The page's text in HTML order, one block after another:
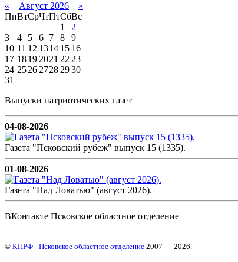
« Август 2026
»
ПнВтСрЧтПтСбВс
1
2
3
4 5 6 7 8
9
10 11 12 1314 15 16
17 18192021 2223
24 252627282930
31
Выпуски патриотических газет
04-08-2026
Газета "Псковский рубеж" выпуск 15 (1335).
01-08-2026
Газета "Над Ловатью" (август 2026).
ВКонтакте Псковское областное отделение
© КПРФ - Псковское областное отделение 2007 — 2026.